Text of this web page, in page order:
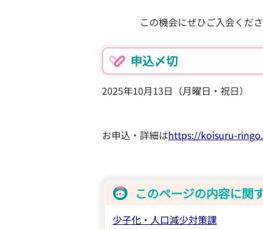
この機会にぜひご入会くださ
申込〆切
2025年10月13日（月曜日・祝日）
お申込・詳細はhttps://koisuru-
このページの内容に関
少子化・人口減少対策課